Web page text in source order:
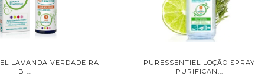
LAVANDA VERDADEIRA
BI...
PURESSENTIEL LOÇÃO SPRAY
PURIFICAN...